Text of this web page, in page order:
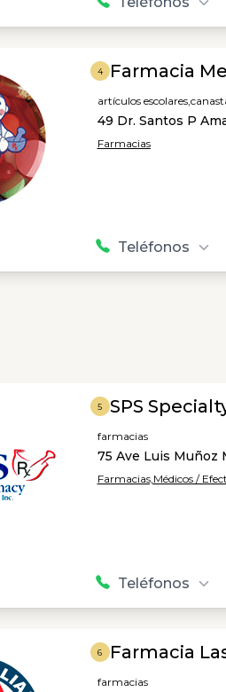
4 Farmacia
artículos escolares,
49 Dr. Santos P
Farmacias
Teléfonos
5 SPS
farmacias
75 Ave Luis Muñoz
Farmacias,Médicos /
Teléfonos
6 Farmacia
farmacias